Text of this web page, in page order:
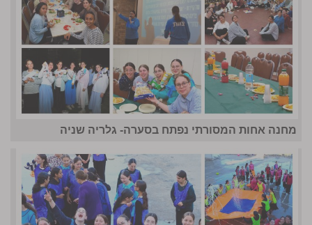
מחנה אחות המסורתי נפתח בסערה- גלריה שניה